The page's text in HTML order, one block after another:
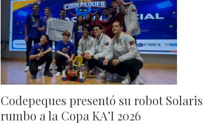
Codepeques presentó su robot Solaris
rumbo a la Copa KA’I 2026